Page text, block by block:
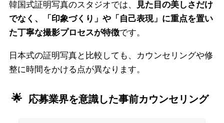
韓国式証明写真のスタジオでは、
見た目の美しさだけ
でなく、「印象づくり」や「自己表現」に重点を置い
た丁寧な撮影プロセスが特徴です。
日本式の証明写真と比較しても、カウンセリングや修
整に時間をかける点が異なります。
応募業界を意識した事前カウンセリング